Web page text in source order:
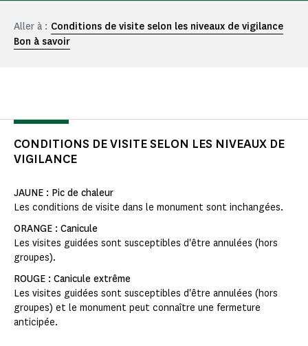
Aller à : Conditions de visite selon les niveaux de vigilance
Bon à savoir
CONDITIONS DE VISITE SELON LES NIVEAUX DE
VIGILANCE
JAUNE : Pic de chaleur
Les conditions de visite dans le monument sont inchangées.
ORANGE : Canicule
Les visites guidées sont susceptibles d'être annulées (hors
groupes).
ROUGE : Canicule extrême
Les visites guidées sont susceptibles d'être annulées (hors
groupes) et le monument peut connaître une fermeture
anticipée.